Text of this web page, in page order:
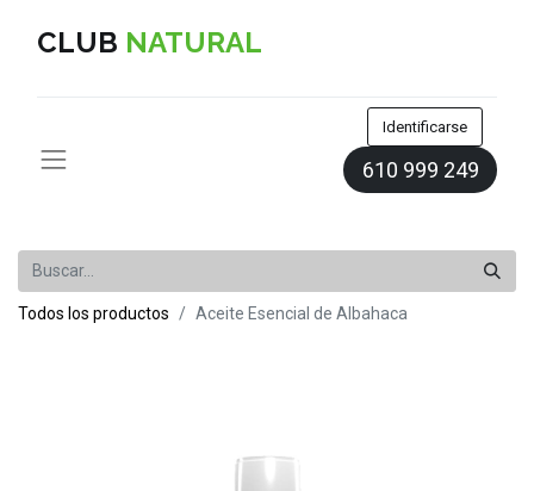
CLUB NATURAL
Identificarse
610 999 249
Todos los productos Aceite Esencial de Albahaca